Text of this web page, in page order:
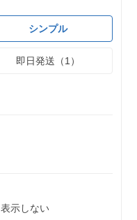
シンプル
即日発送（1）
表示しない